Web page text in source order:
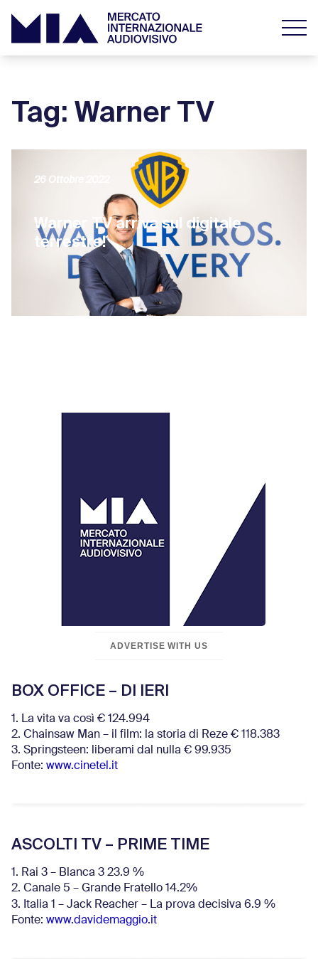
Tag: Warner TV
Warner TV arriva sul digitale
terrestre!
26 Ottobre 2022
ADVERTISE WITH US
BOX OFFICE – DI IERI
1. La vita va così € 124.994
2. Chainsaw Man – il film: la storia di Reze € 118.383
3. Springsteen: liberami dal nulla € 99.935
Fonte: www.cinetel.it
ASCOLTI TV – PRIME TIME
1. Rai 3 – Blanca 3 23.9 %
2. Canale 5 – Grande Fratello 14.2%
3. Italia 1 – Jack Reacher – La prova decisiva 6.9 %
Fonte: www.davidemaggio.it